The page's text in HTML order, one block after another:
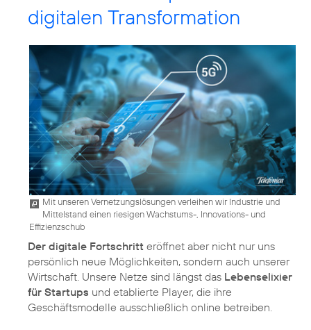
digitalen Transformation
Mit unseren Vernetzungslösungen verleihen wir Industrie und
Mittelstand einen riesigen Wachstums-, Innovations- und
Effizienzschub
Der digitale Fortschritt eröffnet aber nicht nur uns
persönlich neue Möglichkeiten, sondern auch unserer
Wirtschaft. Unsere Netze sind längst das Lebenselixier
für Startups und etablierte Player, die ihre
Geschäftsmodelle ausschließlich online betreiben.